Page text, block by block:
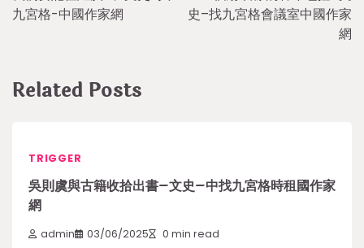
navigation
九宮格-中國作家網
史–找九宮格會議室中國作家
網
Related Posts
TRIGGER
吳則虞與古籍收拾出書–文史–中找九宮格時租國作家
網
admin 03/06/2025 0 min read